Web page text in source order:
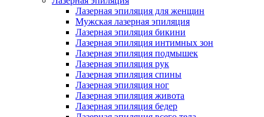
Лазерная эпиляция для женщин
Мужская лазерная эпиляция
Лазерная эпиляция бикини
Лазерная эпиляция интимных зон
Лазерная эпиляция подмышек
Лазерная эпиляция рук
Лазерная эпиляция спины
Лазерная эпиляция ног
Лазерная эпиляция живота
Лазерная эпиляция бедер